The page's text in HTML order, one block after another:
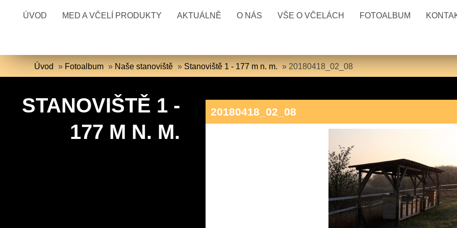
ÚVOD MED A VČELÍ PRODUKTY AKTUÁLNĚ O NÁS VŠE O VČELÁCH FOTOALBUM
Úvod » Fotoalbum » Naše stanoviště » Stanoviště 1 - 177 m n. m. » 20180418_02_08
STANOVIŠTĚ 1 -
177 M N. M.
20180418_02_08